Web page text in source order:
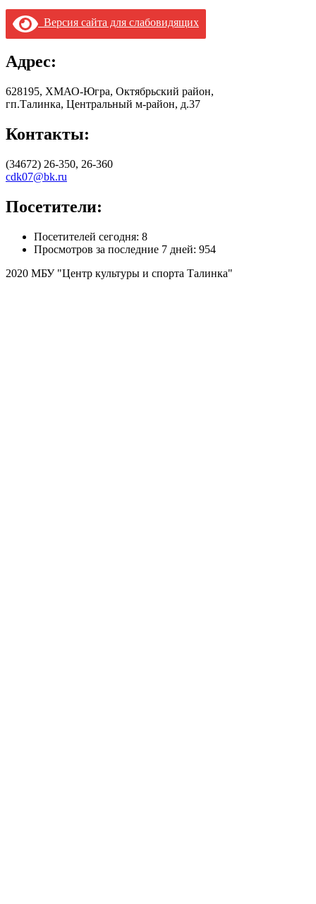
Версия сайта для слабовидящих
Адрес:
628195, ХМАО-Югра, Октябрьский район,
гп.Талинка, Центральный м-район, д.37
Контакты:
(34672) 26-350, 26-360
cdk07@bk.ru
Посетители:
Посетителей сегодня: 8
Просмотров за последние 7 дней: 954
2020 МБУ "Центр культуры и спорта Талинка"